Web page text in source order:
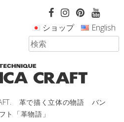
革で描く立体の物語 バン
ト「革物語」
ショップ English